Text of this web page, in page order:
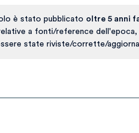
è stato pubblicato oltre 5 anni
a fonti/reference dell'epoca,
state riviste/corrette/